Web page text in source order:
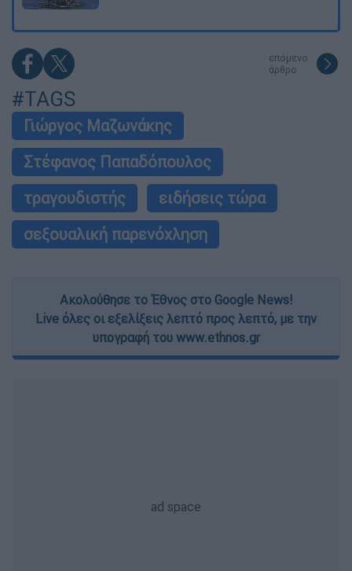
επόμενο
άρθρο
#TAGS
Γιώργος Μαζωνάκης
Στέφανος Παπαδόπουλος
τραγουδιστής
ειδήσεις τώρα
σεξουαλική παρενόχληση
Ακολούθησε το Έθνος στο Google News!
Live όλες οι εξελίξεις λεπτό προς λεπτό, με την
υπογραφή του www.ethnos.gr